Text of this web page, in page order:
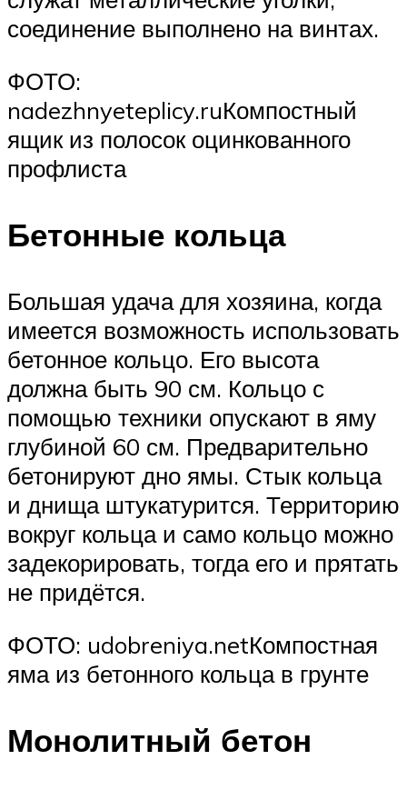
соединение выполнено на винтах.
ФОТО:
nadezhnyeteplicy.ruКомпостный
ящик из полосок оцинкованного
профлиста
Бетонные кольца
Большая удача для хозяина, когда
имеется возможность использовать
бетонное кольцо. Его высота
должна быть 90 см. Кольцо с
помощью техники опускают в яму
глубиной 60 см. Предварительно
бетонируют дно ямы. Стык кольца
и днища штукатурится. Территорию
вокруг кольца и само кольцо можно
задекорировать, тогда его и прятать
не придётся.
ФОТО: udobreniya.netКомпостная
яма из бетонного кольца в грунте
Монолитный бетон